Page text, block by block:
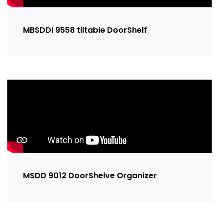
MBSDDI 9558 tiltable DoorShelf
MSDD 9012 DoorShelve Organizer